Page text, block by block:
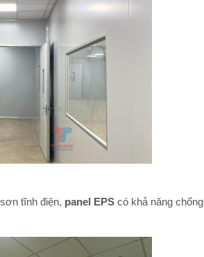
tĩnh điện, panel EPS có khả năng chống